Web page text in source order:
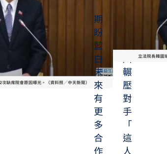
川
輾
壓
對
手
「
這
人
期
盼
藍
白
未
來
有
更
多
合
作